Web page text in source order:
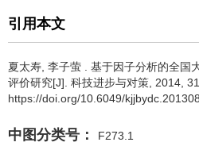
引用本文
夏太寿 李子萤
基于因子分析的全国
评价研究[J]. 科技进步与对策, 2014,
https://doi.org/10.6049/
中图分类号： F273.1